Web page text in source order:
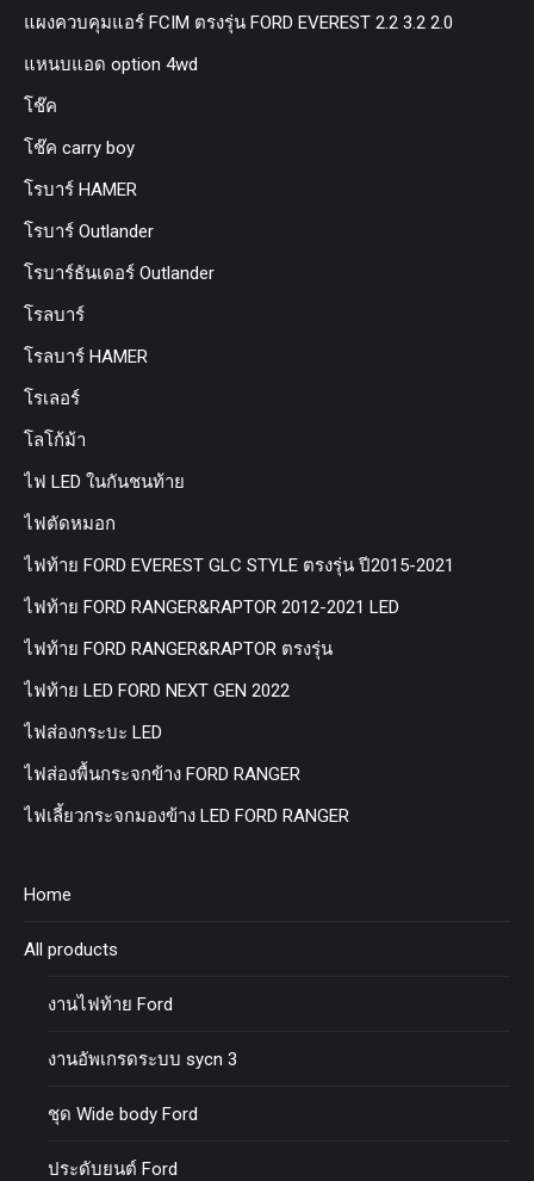
แผงควบคุมแอร์ FCIM ตรงรุ่น FORD EVEREST 2.2 3.2 2.0
แหนบแอด option 4wd
โช๊ค
โช๊ค carry boy
โรบาร์ HAMER
โรบาร์ Outlander
โรบาร์ธันเดอร์ Outlander
โรลบาร์
โรลบาร์ HAMER
โรเลอร์
โลโก้ม้า
ไฟ LED ในกันชนท้าย
ไฟตัดหมอก
ไฟท้าย FORD EVEREST GLC STYLE ตรงรุ่น ปี2015-2021
ไฟท้าย FORD RANGER&RAPTOR 2012-2021 LED
ไฟท้าย FORD RANGER&RAPTOR ตรงรุ่น
ไฟท้าย LED FORD NEXT GEN 2022
ไฟส่องกระบะ LED
ไฟส่องพื้นกระจกข้าง FORD RANGER
ไฟเลี้ยวกระจกมองข้าง LED FORD RANGER
Home
All products
งานไฟท้าย Ford
งานอัพเกรดระบบ sycn 3
ชุด Wide body Ford
ประดับยนต์ Ford